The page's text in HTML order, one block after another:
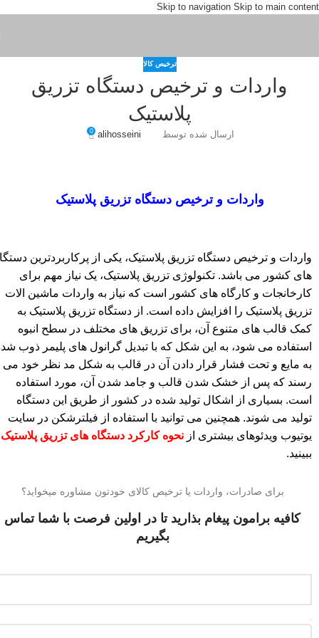
Skip to navigation Skip to main content
ترخیص کالا
واردات و ترخیص دستگاه تزریق
پلاستیک
ارسال شده توسط alihosseini
0
واردات و ترخیص دستگاه تزریق پلاستیک
واردات و ترخیص دستگاه تزریق پلاستیک، یکی از پرکاربردترین
های کشور می باشد. تکنولوژی تزریق پلاستیک، یک نیاز مهم برای
کارخانجات و کارگاه های کشور است که نیاز به واردات ماشین الات
تزریق پلاستیک را افزایش داده است. از دستگاه تزریق پلاستیک به
کمک قالب های متنوع آن، برای تزریق های مختلف در سطح انبوه
استفاده می شود، به این شکل که با تبدیل گرانول های پلیمر ذوب
به مایع و تحت فشار قرار دادن آن در قالب به شکل مد نظر خود می
رسند که پس از خشک شدن قالب و جامد شدن آن، مورد استفاده
است. بسیاری از اشکال تولید شده در کشور از طریق این دستگاه
تولید می شوند. همچنین می توانید با استفاده از فیلترشکن در سایت
یوتیوب ویدئوهای بیشتری از نحوه کارکرد دستگاه های تزریق پلاستیک
ببینید.
برای صادرات، واردات یا ترخیص کالای خودتون مشاوره میخواید؟
کافیه برامون پیغام بذارید تا در اولین فرصت با شما تماس
بگیریم